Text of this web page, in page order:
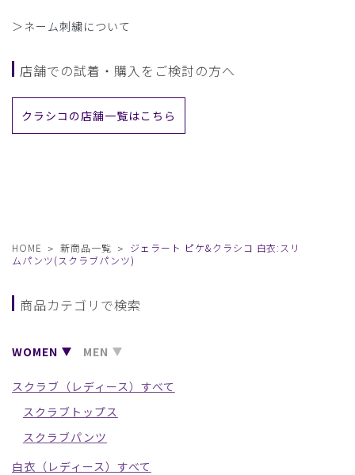
＞ネーム刺繍について
店舗での試着・購入をご検討の方へ
クラシコの店舗一覧はこちら
HOME 新商品一覧
ジェラート ピケ&クラシコ 白衣:スリ
ムパンツ(スクラブパンツ)
商品カテゴリで検索
WOMEN MEN
スクラブ（レディース）すべて
スクラブトップス
スクラブパンツ
白衣（レディース）すべて